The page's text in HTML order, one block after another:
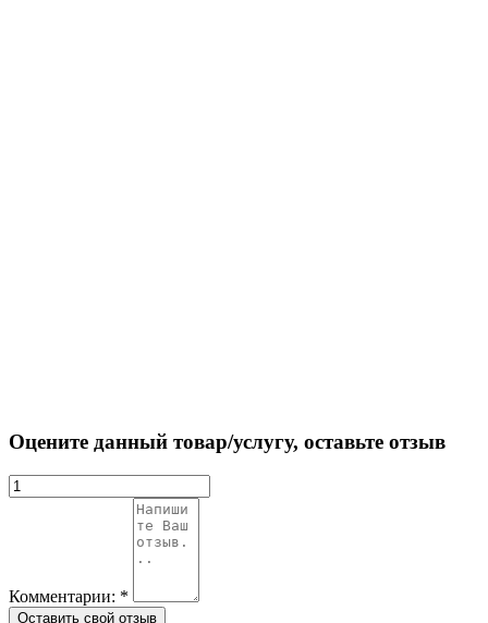
Оцените данный товар/услугу, оставьте отзыв
Комментарии: *